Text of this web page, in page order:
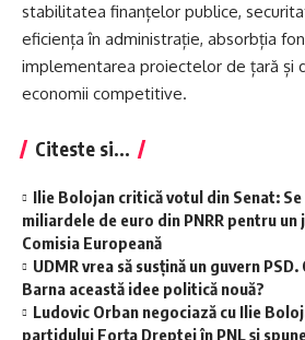
stabilitatea finanțelor publice,
eficiența în administrație, absorbția
implementarea proiectelor de țară și
economii competitive.
Citeste si...
Ilie Bolojan critică votul din Senat: Se
miliardele de euro din PNRR pentru
Comisia Europeană
UDMR vrea să susţină un guvern
Barna această idee politică nouă?
Ludovic Orban negociază cu Ilie
partidului Forța Dreptei în PNL şi